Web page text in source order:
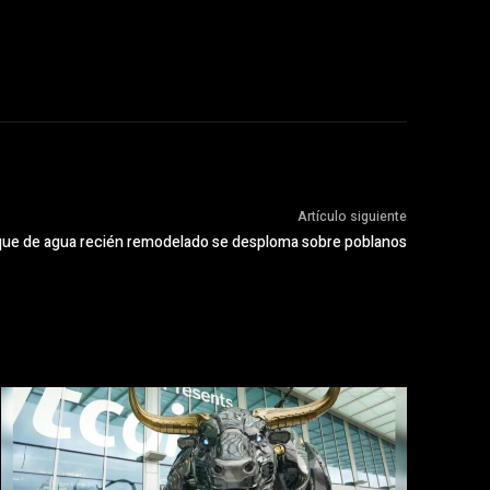
Artículo siguiente
de agua recién remodelado se desploma sobre poblanos